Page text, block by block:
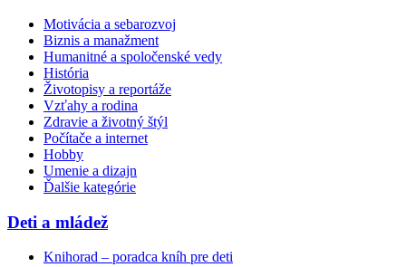
Motivácia a sebarozvoj
Biznis a manažment
Humanitné a spoločenské vedy
História
Životopisy a reportáže
Vzťahy a rodina
Zdravie a životný štýl
Počítače a internet
Hobby
Umenie a dizajn
Ďalšie kategórie
Deti a mládež
Knihorad – poradca kníh pre deti